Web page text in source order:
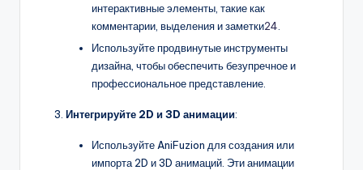
интерактивные элементы, такие как
комментарии, выделения и заметки24
Используйте продвинутые инструменты
дизайна, чтобы обеспечить безупречное и
профессиональное представление.
Интегрируйте 2D и 3D анимации:
Используйте AniFuzion для создания или
импорта 2D и 3D анимаций. Эти анимации